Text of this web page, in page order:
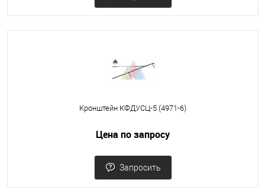
Кронштейн КФДУСЦ-5 (4971-6)
Цена по запросу
Запросить